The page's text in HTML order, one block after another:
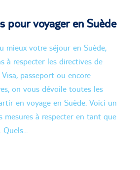
pour voyager en Suède
mieux votre séjour en Suède,
à respecter les directives de
passeport ou encore
on vous dévoile toutes les
en voyage en Suède. Voici un
mesures à respecter en tant que